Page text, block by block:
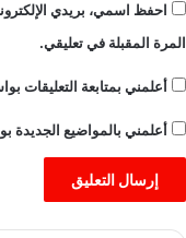
احفظ اسمي، بريدي
المرة المقبلة في تعليقي.
أعلمني بمتابعة التعليقات
أعلمني بالمواضيع الجديدة